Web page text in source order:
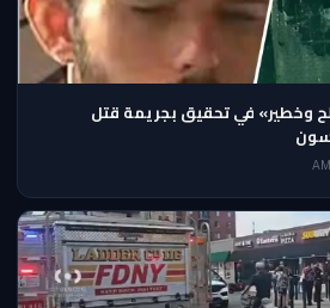
وخطير» في تحقيق بجريمة قتل